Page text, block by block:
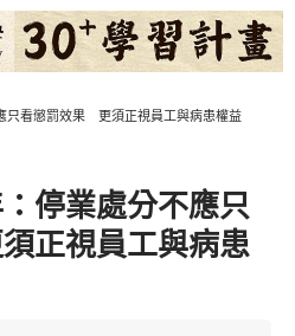
只看懲罰效果 更須正視員工與病患權益
停業處分不應只
正視員工與病患